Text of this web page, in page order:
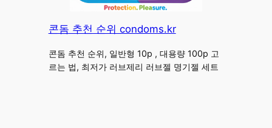
콘돔 추천 순위 condoms.kr
콘돔 추천 순위, 일반형 10p , 대용량 100p 고
르는 법, 최저가 러브제리 러브젤 명기젤 세트